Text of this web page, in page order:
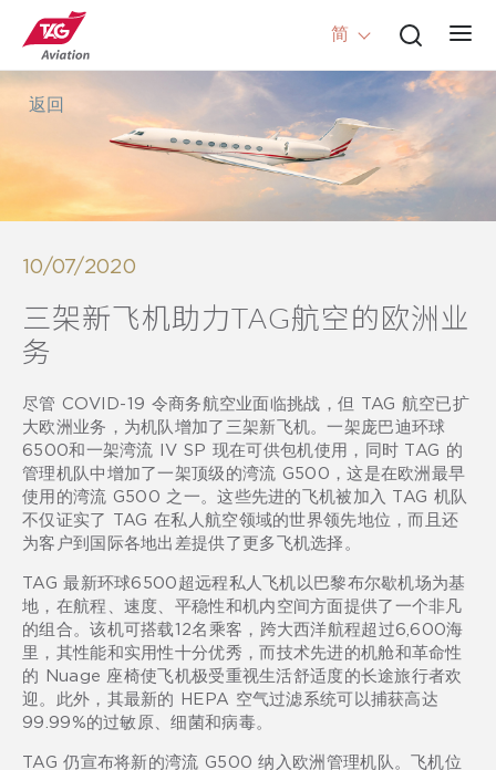
简
返回
10/07/2020
三架新飞机助力TAG航空的欧洲业
务
尽管 COVID-19 令商务航空业面临挑战，但 TAG 航空已扩
大欧洲业务，为机队增加了三架新飞机。一架庞巴迪环球
6500和一架湾流 IV SP 现在可供包机使用，同时 TAG 的
管理机队中增加了一架顶级的湾流 G500，这是在欧洲最早
使用的湾流 G500 之一。这些先进的飞机被加入 TAG 机队
不仅证实了 TAG 在私人航空领域的世界领先地位，而且还
为客户到国际各地出差提供了更多飞机选择。
TAG 最新环球6500超远程私人飞机以巴黎布尔歇机场为基
地，在航程、速度、平稳性和机内空间方面提供了一个非凡
的组合。该机可搭载12名乘客，跨大西洋航程超过6,600海
里，其性能和实用性十分优秀，而技术先进的机舱和革命性
的 Nuage 座椅使飞机极受重视生活舒适度的长途旅行者欢
迎。此外，其最新的 HEPA 空气过滤系统可以捕获高达
99.99%的过敏原、细菌和病毒。
TAG 仍宣布将新的湾流 G500 纳入欧洲管理机队。飞机位